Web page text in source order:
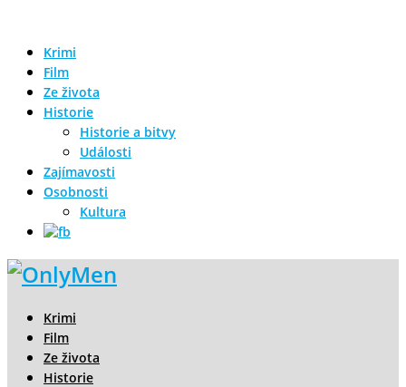
Krimi
Film
Ze života
Historie
Historie a bitvy
Události
Zajímavosti
Osobnosti
Kultura
Krimi
Film
Ze života
Historie